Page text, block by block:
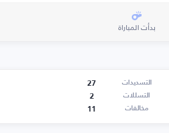
بدأت المباراة
التسديدات
27
التسللات
2
مخالفات 11